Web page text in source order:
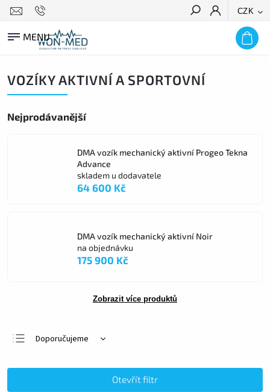
CZK
HLEDAT
VOZÍKY AKTIVNÍ A SPORTOVNÍ
Nejprodávanější
DMA vozík mechanický aktivní Progeo Tekna
Advance
skladem u dodavatele
64 600 Kč
DMA vozík mechanický aktivní Noir
na objednávku
175 900 Kč
Zobrazit více produktů
Doporučujeme
Otevřít filtr